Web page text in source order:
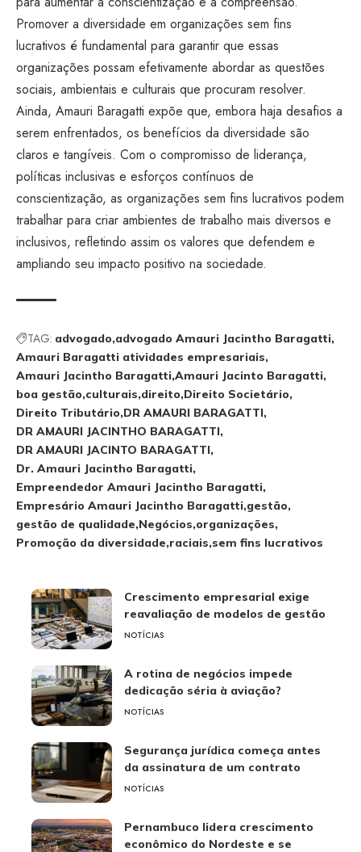
Promover a diversidade em organizações sem fins
lucrativos é fundamental para garantir que essas
organizações possam efetivamente abordar as questões
sociais, ambientais e culturais que procuram resolver.
Ainda, Amauri Baragatti expõe que, embora haja desafios a
serem enfrentados, os benefícios da diversidade são
claros e tangíveis. Com o compromisso de liderança,
políticas inclusivas e esforços contínuos de
conscientização, as organizações sem fins lucrativos podem
trabalhar para criar ambientes de trabalho mais diversos e
inclusivos, refletindo assim os valores que defendem e
ampliando seu impacto positivo na sociedade.
TAG: advogado advogado Amauri Jacintho Baragatti
Amauri Baragatti atividades empresariais
Amauri Jacintho Baragatti Amauri Jacinto Baragatti
boa gestão culturais direito Direito Societário
Direito Tributário DR AMAURI BARAGATTI
DR AMAURI JACINTHO BARAGATTI
DR AMAURI JACINTO BARAGATTI
Dr. Amauri Jacintho Baragatti
Empreendedor Amauri Jacintho Baragatti
Empresário Amauri Jacintho Baragatti gestão
gestão de qualidade Negócios organizações
Promoção da diversidade raciais sem fins lucrativos
Crescimento empresarial exige
reavaliação de modelos de gestão
NOTÍCIAS
A rotina de negócios impede
dedicação séria à aviação?
NOTÍCIAS
Segurança jurídica começa antes
da assinatura de um contrato
NOTÍCIAS
Pernambuco lidera crescimento
econômico do Nordeste e se